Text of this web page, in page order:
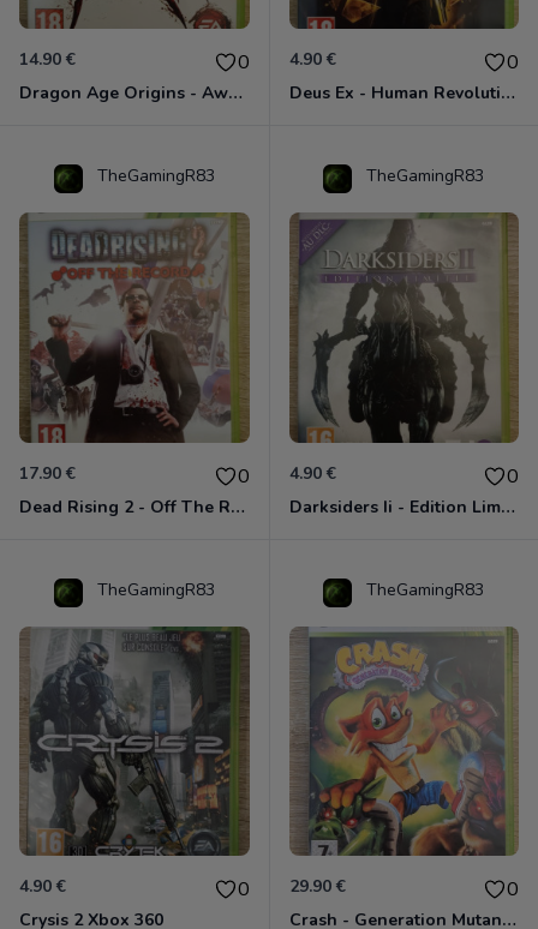
14.90 € 0
Dragon Age Origins - Awakening Xbox 360
4.90 € 0
Deus Ex - Human Revolution Xbox 360
TheGamingR83
17.90 € 0
Dead Rising 2 - Off The Record Xbox 360
TheGamingR83
4.90 € 0
Darksiders Ii - Edition Limitée Xbox 360
TheGamingR83
4.90 € 0
Crysis 2 Xbox 360
TheGamingR83
29.90 € 0
Crash - Generation Mutant Xbox 360